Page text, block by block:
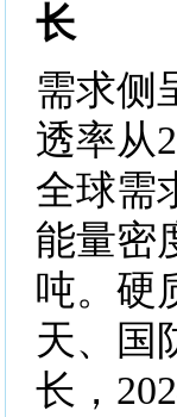
长
需求侧
透率从
全球需
能量密
吨。硬
天、国
长，